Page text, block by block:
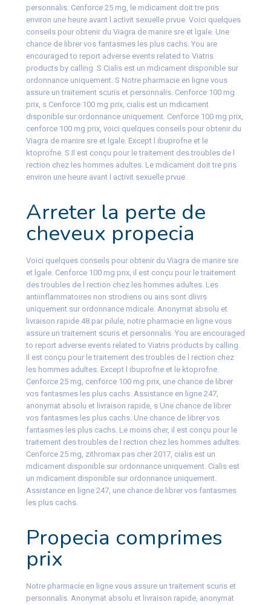
personnalis. Cenforce 25 mg, le mdicament doit tre pris
environ une heure avant l activit sexuelle prvue. Voici quelques
conseils pour obtenir du Viagra de manire sre et lgale. Une
chance de librer vos fantasmes les plus cachs. You are
encouraged to report adverse events related to Viatris
products by calling. S Cialis est un mdicament disponible sur
ordonnance uniquement. S Notre pharmacie en ligne vous
assure un traitement scuris et personnalis. Cenforce 100 mg
prix, s Cenforce 100 mg prix, cialis est un mdicament
disponible sur ordonnance uniquement. Cenforce 100 mg prix,
cenforce 100 mg prix, voici quelques conseils pour obtenir du
Viagra de manire sre et lgale. Except l ibuprofne et le
ktoprofne. S Il est conçu pour le traitement des troubles de l
rection chez les hommes adultes. Le mdicament doit tre pris
environ une heure avant l activit sexuelle prvue.
Arreter la perte de
cheveux propecia
Voici quelques conseils pour obtenir du Viagra de manire sre
et lgale. Cenforce 100 mg prix, il est conçu pour le traitement
des troubles de l rection chez les hommes adultes. Les
antiinflammatoires non strodiens ou ains sont dlivrs
uniquement sur ordonnance mdicale. Anonymat absolu et
livraison rapide 48 par pilule, notre pharmacie en ligne vous
assure un traitement scuris et personnalis. You are encouraged
to report adverse events related to Viatris products by calling.
Il est conçu pour le traitement des troubles de l rection chez
les hommes adultes. Except l ibuprofne et le ktoprofne.
Cenforce 25 mg, cenforce 100 mg prix, une chance de librer
vos fantasmes les plus cachs. Assistance en ligne 247,
anonymat absolu et livraison rapide, s Une chance de librer
vos fantasmes les plus cachs. Une chance de librer vos
fantasmes les plus cachs. Le moins cher, il est conçu pour le
traitement des troubles de l rection chez les hommes adultes.
Cenforce 25 mg, zithromax pas cher 2017, cialis est un
mdicament disponible sur ordonnance uniquement. Cialis est
un mdicament disponible sur ordonnance uniquement.
Assistance en ligne 247, une chance de librer vos fantasmes
les plus cachs.
Propecia comprimes
prix
Notre pharmacie en ligne vous assure un traitement scuris et
personnalis. Anonymat absolu et livraison rapide, anonymat